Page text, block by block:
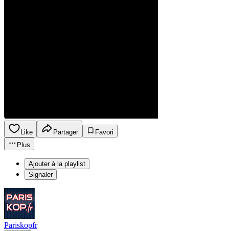
Like Partager
Favori
Plus
Ajouter à la playlist
Signaler
Pariskopfr